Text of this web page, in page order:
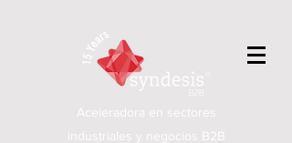
Aceleradora en sectores
industriales y negocios B2B